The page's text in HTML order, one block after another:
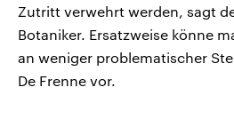
Zutritt verwehrt werden, sagt
Botaniker. Ersatzweise könne
an weniger problematischer
De Frenne vor.